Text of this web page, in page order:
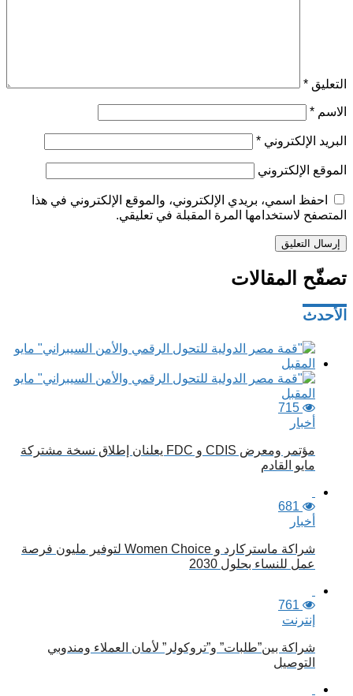
التعليق *
الاسم *
البريد الإلكتروني *
الموقع الإلكتروني
احفظ اسمي، بريدي الإلكتروني، والموقع الإلكتروني في هذا
المتصفح لاستخدامها المرة المقبلة في تعليقي.
تصفّح المقالات
الأحدث
715
أخبار
مؤتمر ومعرض CDIS و FDC يعلنان إطلاق نسخة مشتركة
مايو القادم
681
أخبار
شراكة ماستركارد و Women Choice لتوفير مليون فرصة
عمل للنساء بحلول 2030
761
إنترنت
شراكة بين”طلبات” و”تروكولر” لأمان العملاء ومندوبي
التوصيل